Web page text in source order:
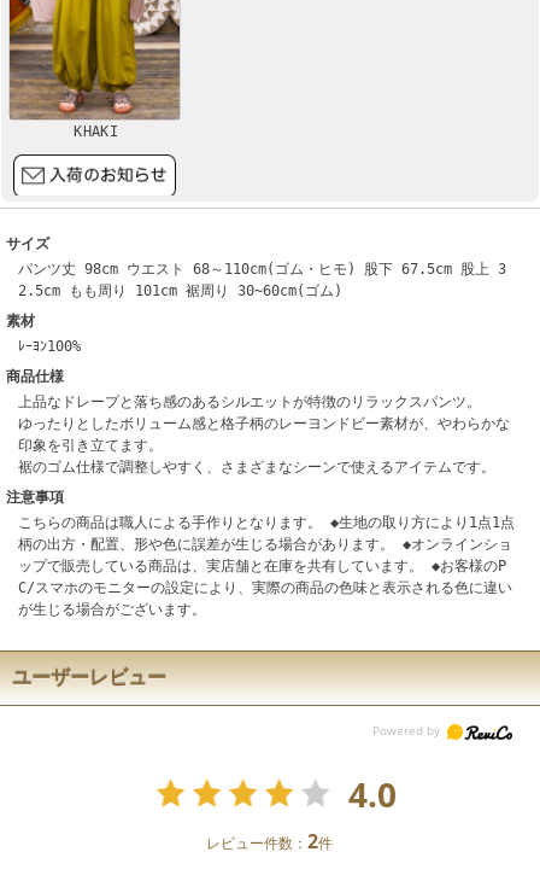
KHAKI
サイズ
パンツ丈 98cm ウエスト 68～110cm(ゴム・ヒモ) 股下 67.5cm 股上 3
2.5cm もも周り 101cm 裾周り 30~60cm(ゴム)
素材
ﾚｰﾖﾝ100%
商品仕様
上品なドレープと落ち感のあるシルエットが特徴のリラックスパンツ。
ゆったりとしたボリューム感と格子柄のレーヨンドビー素材が、やわらかな
印象を引き立てます。
裾のゴム仕様で調整しやすく、さまざまなシーンで使えるアイテムです。
注意事項
こちらの商品は職人による手作りとなります。 ◆生地の取り方により1点1点
柄の出方・配置、形や色に誤差が生じる場合があります。 ◆オンラインショ
ップで販売している商品は、実店舗と在庫を共有しています。 ◆お客様のP
C/スマホのモニターの設定により、実際の商品の色味と表示される色に違い
が生じる場合がございます。
ユーザーレビュー
4.0
レビュー件数：2件